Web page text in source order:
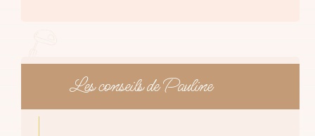
Les conseils de Pauline